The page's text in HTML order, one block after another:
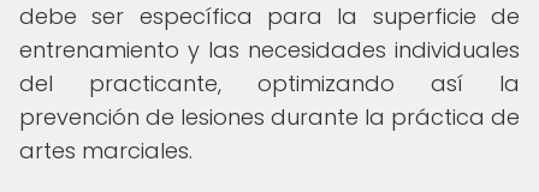
debe ser específica para la superficie de
entrenamiento y las necesidades individuales
del practicante, optimizando así la
prevención de lesiones durante la práctica de
artes marciales.